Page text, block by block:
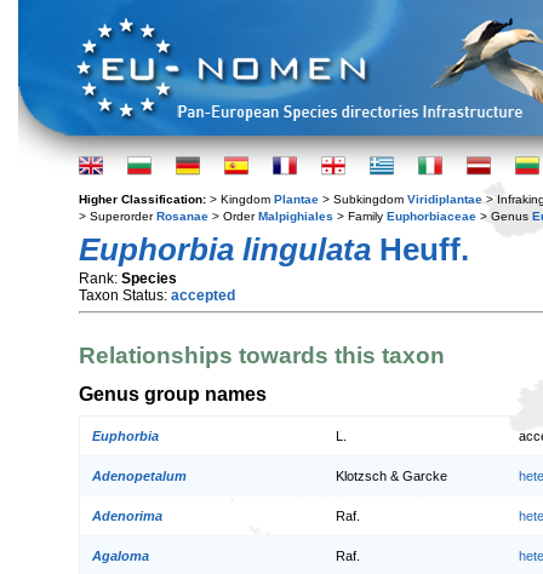
Higher Classification: > Kingdom Plantae > Subkingdom Viridiplantae >
> SuperorderRosanae > OrderMalpighiales > Family Euphorbiaceae > Genus
Euphorbia lingulata Heuff.
Rank: Species
Taxon Status: accepted
Relationships towards this taxon
Genus group names
Euphorbia
Adenopetalum Klotzsch & Garcke
Adenorima Raf.
Agaloma Raf.